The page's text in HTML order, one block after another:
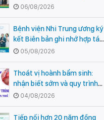
năng lực khám, chữa bệnh
Nhi khoa cho cán bộ y tế tại
các tỉnh miền núi phía Bắc
06/08/2026
Bệnh viện Nhi Trung ương ký
kết Biên bản ghi nhớ hợp tác
với Bệnh viện Nhi Quốc gia
Campuchia
05/08/2026
Thoát vị hoành bẩm sinh:
nhận biết sớm và quy trình
điều trị tích hợp cho trẻ -
chia sẻ từ các chuyên gia
hàng đầu của Bệnh Viện Nhi
04/08/2026
Tiếp nối hơn 20 năm đồng